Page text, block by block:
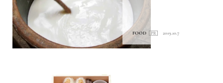
FOOD 2019.10.7